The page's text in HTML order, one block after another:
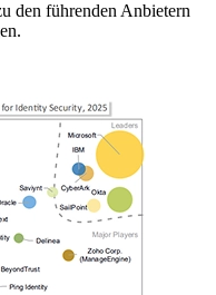
den führenden Anbietern